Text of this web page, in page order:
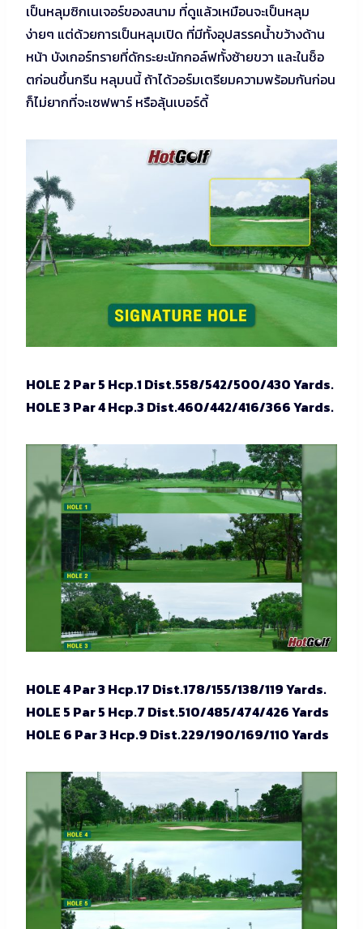
เป็นหลุมซิกเนเจอร์ของสนาม ที่ดูแล้วเหมือนจะเป็นหลุม
ง่ายๆ แต่ด้วยการเป็นหลุมเปิด ที่มีทั้งอุปสรรคน้ำขว้างด้าน
หน้า บังเกอร์ทรายที่ดักระยะนักกอล์ฟทั้งซ้ายขวา และในช็อ
ตก่อนขึ้นกรีน หลุมนนี้ ถ้าได้วอร์มเตรียมความพร้อมกันก่อน
ก็ไม่ยากที่จะเซฟพาร์ หรือลุ้นเบอร์ดี้
HOLE 2 Par 5 Hcp.1 Dist.558/542/500/430 Yards.
HOLE 3 Par 4 Hcp.3 Dist.460/442/416/366 Yards.
HOLE 4 Par 3 Hcp.17 Dist.178/155/138/119 Yards.
HOLE 5 Par 5 Hcp.7 Dist.510/485/474/426 Yards
HOLE 6 Par 3 Hcp.9 Dist.229/190/169/110 Yards